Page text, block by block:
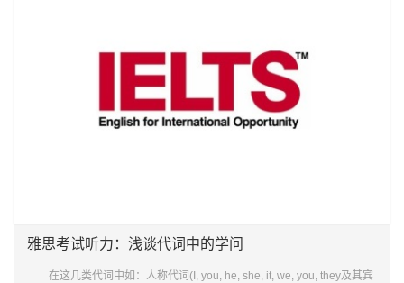
雅思考试听力：浅谈代词中的学问
在这几类代词中如：人称代词(I, you, he, she, it, we, you, they及其宾